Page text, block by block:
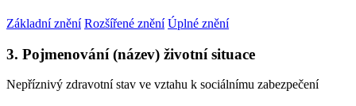
Základní znění Rozšířené znění Úplné znění
3. Pojmenování (název) životní situace
Nepříznivý zdravotní stav ve vztahu k sociálnímu zabezpečení